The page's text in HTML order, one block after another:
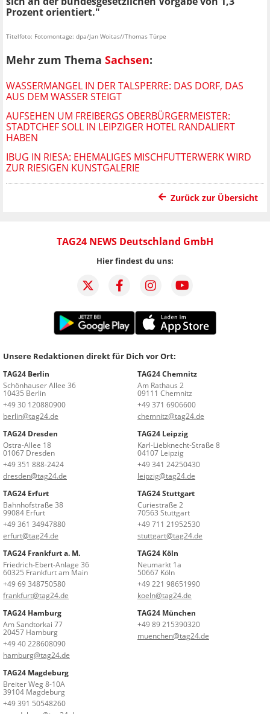
Prozent orientiert."
Titelfoto: Fotomontage: dpa/Jan Woitas//Thomas Türpe
Mehr zum Thema Sachsen:
WASSERMANGEL IN DER TALSPERRE: DAS DORF, DAS
AUS DEM WASSER STEIGT
AUFSEHEN UM FREIBERGS OBERBÜRGERMEISTER:
STADTCHEF SOLL IN LEIPZIGER HOTEL RANDALIERT
HABEN
IBUG IN RIESA: EHEMALIGES MISCHFUTTERWERK WIRD
ZUR RIESIGEN KUNSTGALERIE
Zurück zur Übersicht
TAG24 NEWS Deutschland GmbH
Hier findest du uns:
Unsere Redaktionen direkt für Dich vor Ort:
TAG24 Berlin
Schönhauser Allee 36
10435 Berlin
+49 30 120880900
berlin@tag24.de
TAG24 Chemnitz
Am Rathaus 2
09111 Chemnitz
+49 371 6906600
chemnitz@tag24.de
TAG24 Dresden
Ostra-Allee 18
01067 Dresden
+49 351 888-2424
dresden@tag24.de
TAG24 Leipzig
Karl-Liebknecht-Straße 8
04107 Leipzig
+49 341 24250430
leipzig@tag24.de
TAG24 Erfurt
Bahnhofstraße 38
99084 Erfurt
+49 361 34947880
erfurt@tag24.de
TAG24 Stuttgart
Curiestraße 2
70563 Stuttgart
+49 711 21952530
stuttgart@tag24.de
TAG24 Frankfurt a. M.
Friedrich-Ebert-Anlage 36
60325 Frankfurt am Main
+49 69 348750580
frankfurt@tag24.de
TAG24 Köln
Neumarkt 1a
50667 Köln
+49 221 98651990
koeln@tag24.de
TAG24 Hamburg
Am Sandtorkai 77
20457 Hamburg
+49 40 228608090
hamburg@tag24.de
TAG24 München
+49 89 215390320
muenchen@tag24.de
TAG24 Magdeburg
Breiter Weg 8-10A
39104 Magdeburg
+49 391 50548260